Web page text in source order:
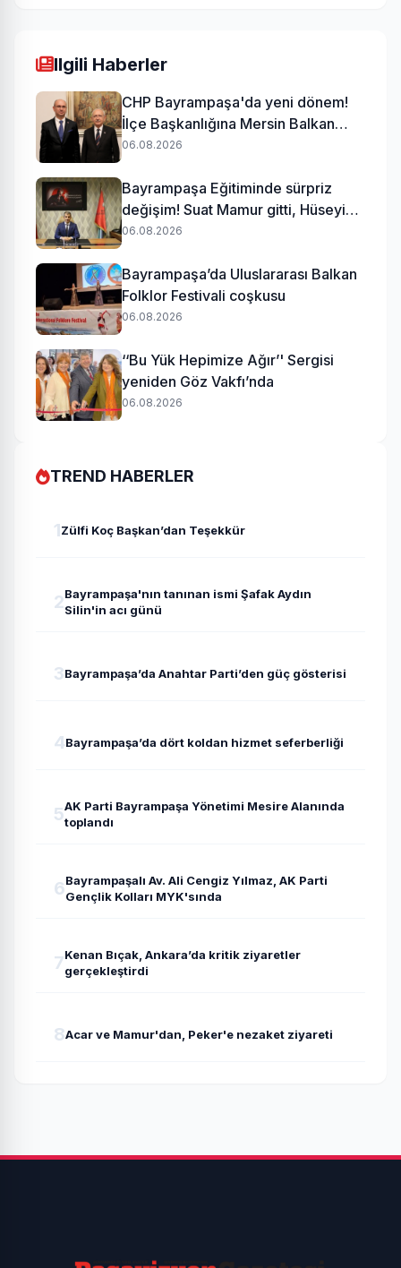
Ilgili Haberler
CHP Bayrampaşa'da yeni dönem!
İlçe Başkanlığına Mersin Balkan
atandı
06.08.2026
Bayrampaşa Eğitiminde sürpriz
değişim! Suat Mamur gitti, Hüseyin
Aydın geldi
06.08.2026
Bayrampaşa’da Uluslararası Balkan
Folklor Festivali coşkusu
06.08.2026
‘‘Bu Yük Hepimize Ağır’' Sergisi
yeniden Göz Vakfı’nda
06.08.2026
TREND HABERLER
1Zülfi Koç Başkan’dan Teşekkür
2Bayrampaşa'nın tanınan ismi Şafak Aydın
Silin'in acı günü
3Bayrampaşa’da Anahtar Parti’den güç gösterisi
4Bayrampaşa’da dört koldan hizmet seferberliği
5AK Parti Bayrampaşa Yönetimi Mesire Alanında
toplandı
6Bayrampaşalı Av. Ali Cengiz Yılmaz, AK Parti
Gençlik Kolları MYK'sında
7Kenan Bıçak, Ankara’da kritik ziyaretler
gerçekleştirdi
8Acar ve Mamur'dan, Peker'e nezaket ziyareti